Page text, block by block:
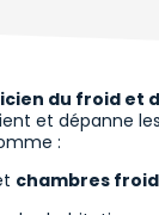
du froid et
et dépanne
:
chambres